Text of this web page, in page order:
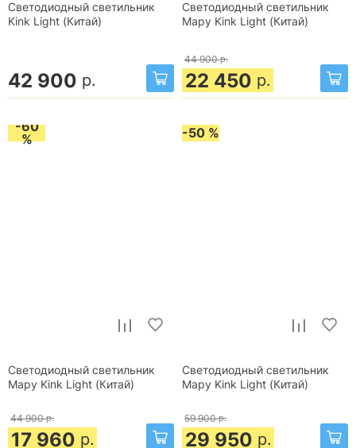
Светодиодный светильник
Kink Light (Китай)
42 900 р.
Светодиодный светильник
Мару Kink Light (Китай)
44 900 р.
22 450 р.
-60
%
Светодиодный светильник
Мару Kink Light (Китай)
44 900 р.
17 960 р.
-50 %
Светодиодный светильник
Мару Kink Light (Китай)
59 900 р.
29 950 р.